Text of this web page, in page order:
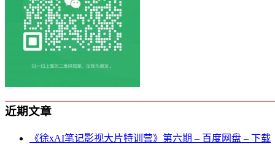
近期文章
《徐xAI笔记影视大片特训营》第六期 – 百度网盘 – 下载